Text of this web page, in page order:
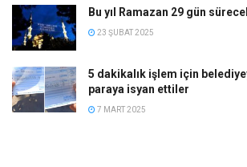
Bu yıl Ramazan 29 gün
23 ŞUBAT 2025
5 dakikalık işlem için
paraya isyan ettiler
7 MART 2025